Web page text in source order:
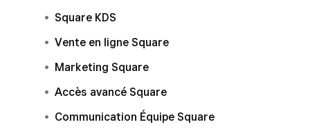
Square KDS
Vente en ligne Square
Marketing Square
Accès avancé Square
Communication Équipe Square